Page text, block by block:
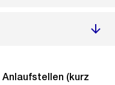
(kurz